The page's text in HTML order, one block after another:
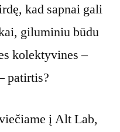
kad sapnai gali
giluminiu būdu
kolektyvines –
patirtis?
į Alt Lab,